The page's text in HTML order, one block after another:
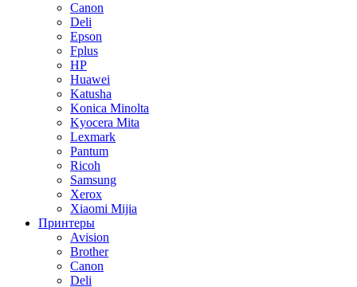
Canon
Deli
Epson
Fplus
HP
Huawei
Katusha
Konica Minolta
Kyocera Mita
Lexmark
Pantum
Ricoh
Samsung
Xerox
Xiaomi Mijia
Принтеры
Avision
Brother
Canon
Deli